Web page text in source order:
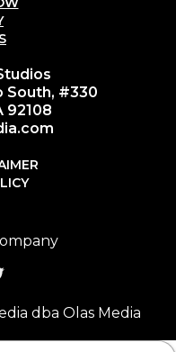
South, #330
92108
dba Olas Media